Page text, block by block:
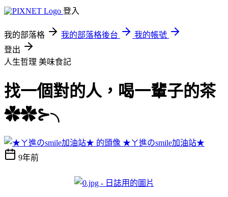
登入
我的部落格 我的部落格後台
我的帳號
登出
人生哲理 美味食記
找一個對的人，喝一輩子的茶
✿✿⊱╮
★ㄚ進のsmile加油站★
9年前